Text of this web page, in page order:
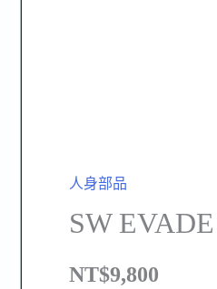
人身部品
SW
NT$9,800